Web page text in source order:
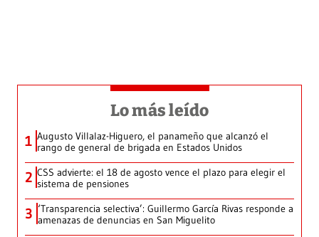
Lo más leído
1 Augusto Villalaz-Higuero, el panameño que alcanzó el
rango de general de brigada en Estados Unidos
2 CSS advierte: el 18 de agosto vence el plazo para elegir el
sistema de pensiones
3 ‘Transparencia selectiva’: Guillermo García Rivas responde a
amenazas de denuncias en San Miguelito